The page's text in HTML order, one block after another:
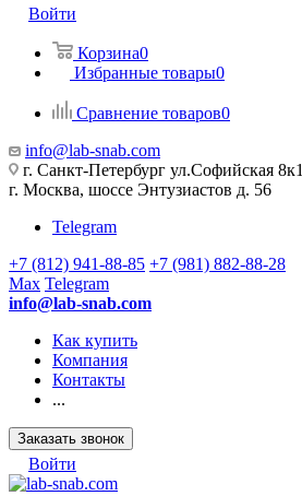
Войти
Корзина0
Избранные товары0
Сравнение товаров0
info@lab-snab.com
г. Санкт-Петербург ул.Софийская 8к1
г. Москва, шоссе Энтузиастов д. 56
Telegram
+7 (812) 941-88-85 +7 (981) 882-88-28
Max Telegram
info@lab-snab.com
Как купить
Компания
Контакты
...
Заказать звонок
Войти